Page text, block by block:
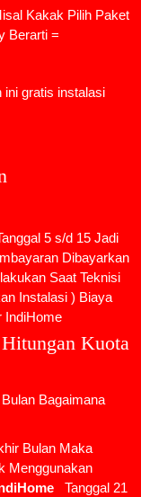
Kakak Pilih Paket
Berarti =
ini gratis instalasi
5 s/d 15 Jadi
Dibayarkan
Saat Teknisi
Instalasi ) Biaya
IndiHome
Kuota
Bagaimana
Bulan Maka
Menggunakan
Tanggal 21